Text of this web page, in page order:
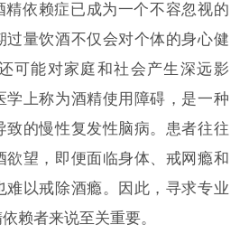
精依赖症已成为一个不容忽视的
过量饮酒不仅会对个体的身心健
可能对家庭和社会产生深远影
学上称为酒精使用障碍，是一种
致的慢性复发性脑病。患者往往
欲望，即便面临身体、戒网瘾和
难以戒除酒瘾。因此，寻求专业
赖者来说至关重要。